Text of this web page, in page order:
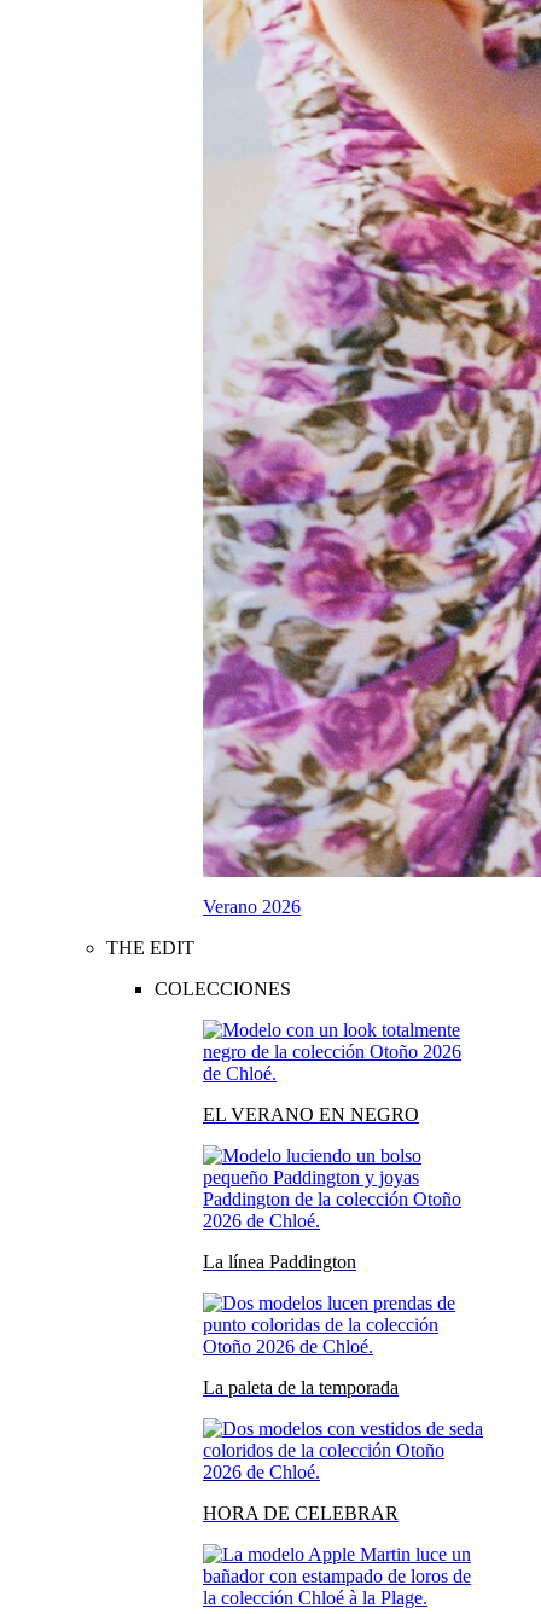
Verano 2026
THE EDIT
COLECCIONES
EL VERANO EN NEGRO
La línea Paddington
La paleta de la temporada
HORA DE CELEBRAR